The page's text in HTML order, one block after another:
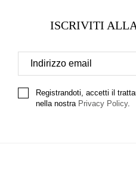
ISCRIVITI
Registrandoti, accetti il
nella nostra Privacy Policy.